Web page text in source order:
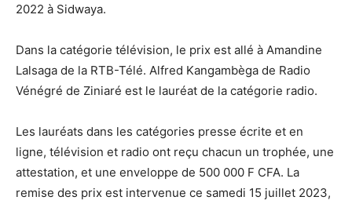
2022 à Sidwaya.
Dans la catégorie télévision, le prix est allé à Amandine
Lalsaga de la RTB-Télé. Alfred Kangambèga de Radio
Vénégré de Ziniaré est le lauréat de la catégorie radio.
Les lauréats dans les catégories presse écrite et en
ligne, télévision et radio ont reçu chacun un trophée, une
attestation, et une enveloppe de 500 000 F CFA. La
remise des prix est intervenue ce samedi 15 juillet 2023,